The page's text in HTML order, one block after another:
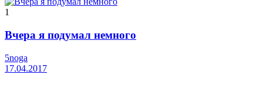
1
Вчера я подумал немного
5noga
17.04.2017